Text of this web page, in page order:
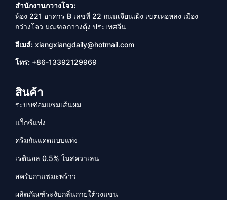
สำนักงานกวางโจว:
ห้อง 221 อาคาร B เลขที่ 22 ถนนเจียนเผิง เขตเหอหลง เมือง
กว่างโจว มณฑลกวางตุ้ง ประเทศจีน
อีเมล์: xiangxiangdaily@hotmail.com
โทร: +86-13392129969
สินค้า
ระบบซ่อมแซมเส้นผม
แว็กซ์แท่ง
ครีมกันแดดแบบแท่ง
เรตินอล 0.5% ในสควาเลน
สครับกาแฟมะพร้าว
ผลิตภัณฑ์ระงับกลิ่นกายใต้วงแขน